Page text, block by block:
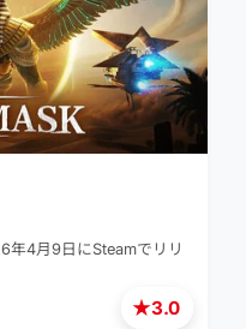
★3.0
4月9日にSteamでリリ